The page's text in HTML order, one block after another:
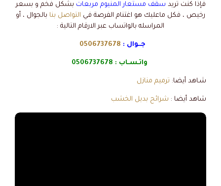
فإذا كنت تريد سقف مستعار المنيوم مربعات بشكل فخم و بسعر
رخيص ، فكل ماعليك هو اغتنام الفرصة في التواصل بنا بالجوال ، أو
المراسله بالواتساب عبر الارقام التالية :
جــوال : 0506737678
واتـسـاب : 0506737678
شـاهد أيضا: ترميم منازل
شاهد أيضا : شرائح بديل الخشب